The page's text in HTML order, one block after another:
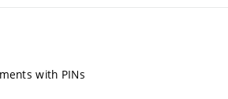
with PINs